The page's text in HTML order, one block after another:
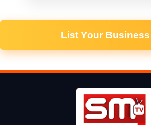
List Your Business